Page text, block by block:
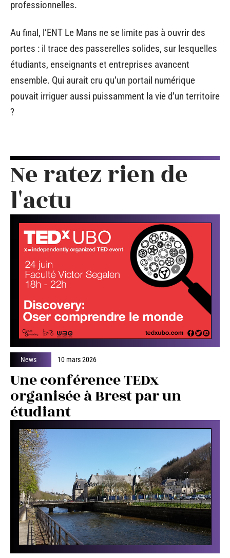
professionnelles.
Au final, l’ENT Le Mans ne se limite pas à ouvrir des
portes : il trace des passerelles solides, sur lesquelles
étudiants, enseignants et entreprises avancent
ensemble. Qui aurait cru qu’un portail numérique
pouvait irriguer aussi puissamment la vie d’un territoire
?
Ne ratez rien de
l'actu
News 10 mars 2026
Une conférence TEDx
organisée à Brest par un
étudiant